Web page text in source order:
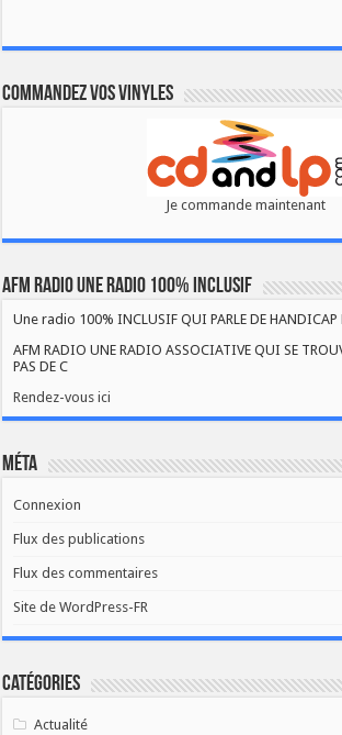
Commandez vos vinyles
Je commande maintenant
AFM RADIO UNE RADIO 100% INCLUSIF
Une radio 100% INCLUSIF QUI PARLE DE HANDICAP
AFM RADIO UNE RADIO ASSOCIATIVE QUI SE
PAS DE C
Rendez-vous ici
Méta
Connexion
Flux des publications
Flux des commentaires
Site de WordPress-FR
Catégories
Actualité